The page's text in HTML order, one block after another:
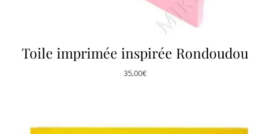
Toile imprimée inspirée Rondoudou
35,00€